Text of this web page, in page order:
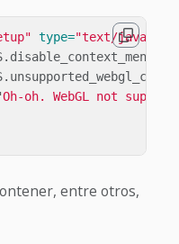
type="text/
. disable_context_menu
.
Oh-oh. WebGL not
entre otros,